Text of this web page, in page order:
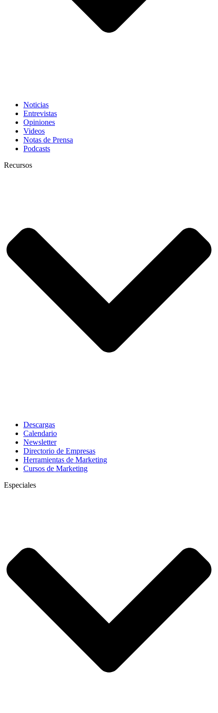
Noticias
Entrevistas
Opiniones
Videos
Notas de Prensa
Podcasts
Recursos
Descargas
Calendario
Newsletter
Directorio de Empresas
Herramientas de Marketing
Cursos de Marketing
Especiales